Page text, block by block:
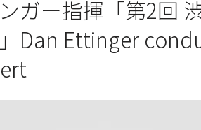
ガー指揮「第2回
Dan Ettinger